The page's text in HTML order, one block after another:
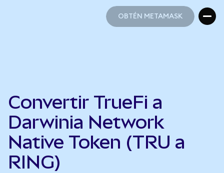
OBTÉN METAMASK
Convertir TrueFi a
Darwinia Network
Native Token (TRU a
RING)